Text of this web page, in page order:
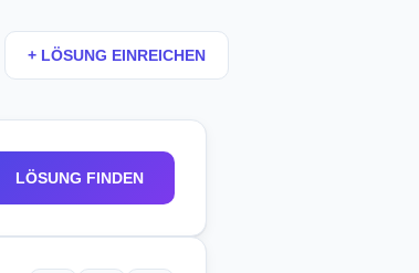
+ LÖSUNG EINREICHEN
LÖSUNG FINDEN